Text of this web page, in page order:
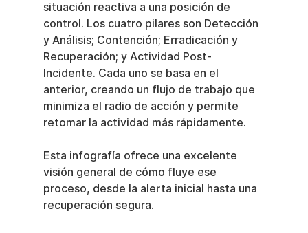
situación reactiva a una posición de
control. Los cuatro pilares son Detección
y Análisis; Contención; Erradicación y
Recuperación; y Actividad Post-
Incidente. Cada uno se basa en el
anterior, creando un flujo de trabajo que
minimiza el radio de acción y permite
retomar la actividad más rápidamente.
Esta infografía ofrece una excelente
visión general de cómo fluye ese
proceso, desde la alerta inicial hasta una
recuperación segura.